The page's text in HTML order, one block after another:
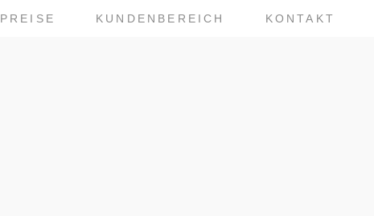
PREISE KUNDENBEREICH KONTAKT